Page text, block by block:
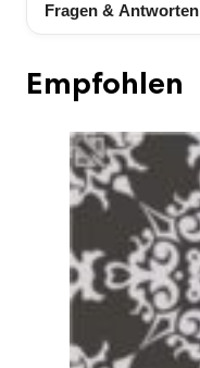
Fragen & Antworten
Empfohlen